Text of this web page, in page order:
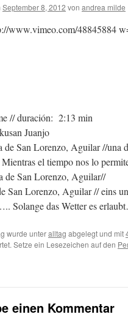
September 8, 2012 von andrea milde
www.vimeo.com/48845884
// duración: 2:13 min
Juanjo
de San Lorenzo, Aguilar //
el tiempo nos lo
de San Lorenzo, Aguilar//
San Lorenzo, Aguilar // eins
Solange das Wetter es
wurde unteralltag abgelegt und mit
Setze ein Lesezeichen auf den
einen Kommentar